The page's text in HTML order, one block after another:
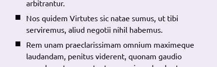
arbitrantur.
Nos quidem Virtutes sic natae sumus, ut tibi
serviremus, aliud negotii nihil habemus.
Rem unam praeclarissimam omnium maximeque
laudandam, penitus viderent, quonam gaudio